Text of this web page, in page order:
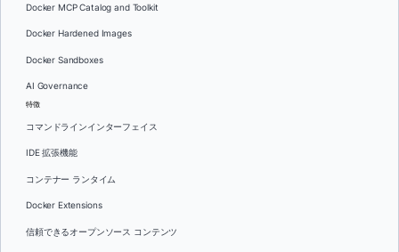
Docker MCP Catalog and Toolkit
Docker Hardened Images
Docker Sandboxes
AI Governance
特徴
コマンドラインインターフェイス
IDE 拡張機能
コンテナー ランタイム
Docker Extensions
信頼できるオープンソース コンテンツ